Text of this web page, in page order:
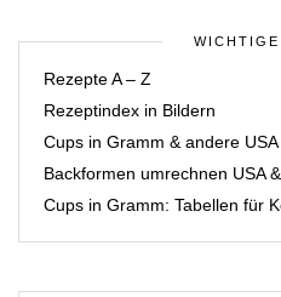
Rezepte A – Z
Rezeptindex in Bildern
Cups in Gramm & andere
Backformen umrechnen USA
Cups in Gramm: Tabellen für